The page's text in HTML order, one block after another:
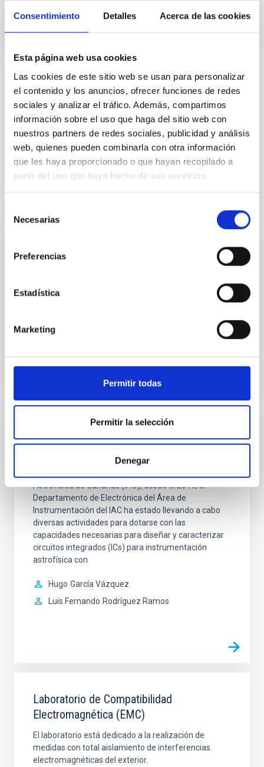
Consentimiento Detalles Acerca de las cookies
Esta página web usa cookies
Las cookies de este sitio web se usan para personalizar
el contenido y los anuncios, ofrecer funciones de redes
sociales y analizar el tráfico. Además, compartimos
información sobre el uso que haga del sitio web con
nuestros partners de redes sociales, publicidad y análisis
web, quienes pueden combinarla con otra información
que les haya proporcionado o que hayan recopilado a
partir del uso que haya hecho de sus servicios.
Necesarias
Preferencias
Estadística
Marketing
Permitir todas
Permitir la selección
Denegar
TIPO
ELECTRÓNICO
TIPO DE EQUIPAMIENTO
LABORATORIO
Te puede interesar
Laboratorio de Mecatrónica
crear y diseñar sistemas que combinan
componentes mecánicos y electrónicos para lograr
Laboratorio de Circuitos Integrados
Astrofísica de Canarias (IAC), desde el 2019, el
Departamento de Electrónica del Área de
Instrumentación del IAC ha estado llevando a cabo
diversas actividades para dotarse con las
capacidades necesarias para diseñar y caracterizar
circuitos integrados (ICs) para instrumentación
astrofísica con
Hugo García Vázquez
Luis Fernando Rodríguez Ramos
Laboratorio de Compatibilidad
Electromagnética (EMC)
El laboratorio está dedicado a la realización de
medidas con total aislamiento de interferencias
electromagnéticas del exterior.